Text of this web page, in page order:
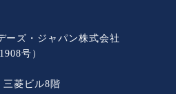
ーズ・ジャパン株式会社
号）
菱ビル8階